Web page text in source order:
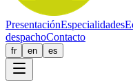
PresentaciónEspecialidades
despachoContacto
fr en es